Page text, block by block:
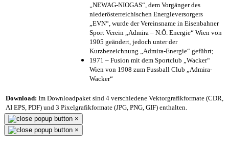
„NEWAG-NIOGAS“, dem Vorgänger des
niederösterreichischen Energieversorgers
„EVN“, wurde der Vereinsname in Eisenbahner
Sport Verein „Admira – N.Ö. Energie“ Wien von
1905 geändert, jedoch unter der
Kurzbezeichnung „Admira-Energie“ geführt;
1971 – Fusion mit dem Sportclub „Wacker“
Wien von 1908 zum Fussball Club „Admira-
Wacker“
Download: Im Downloadpaket sind 4 verschiedene Vektorgrafikformate (CDR,
AI EPS, PDF) und 3 Pixelgrafikformate (JPG, PNG, GIF) enthalten.
×
×